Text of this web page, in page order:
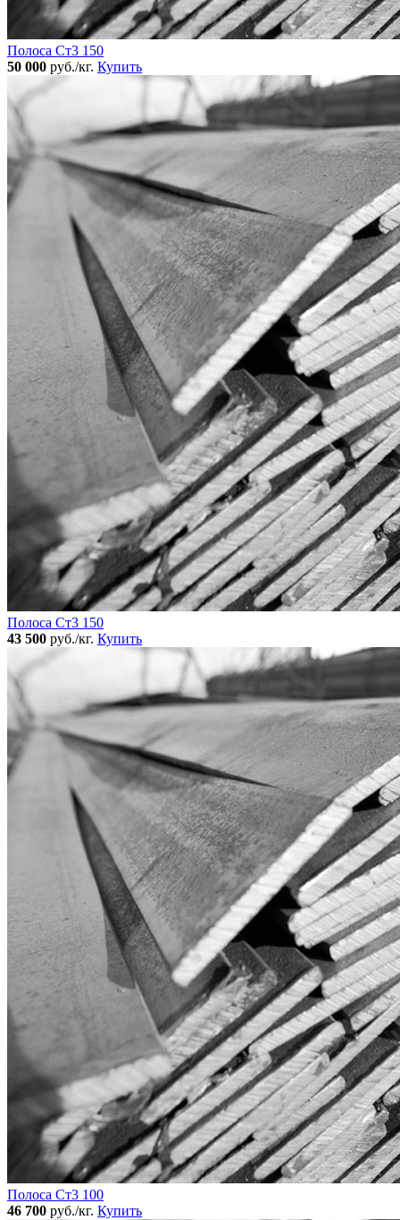
Полоса Ст3 150
50 000 руб./кг. Купить
Полоса Ст3 150
43 500 руб./кг. Купить
Полоса Ст3 100
46 700 руб./кг. Купить